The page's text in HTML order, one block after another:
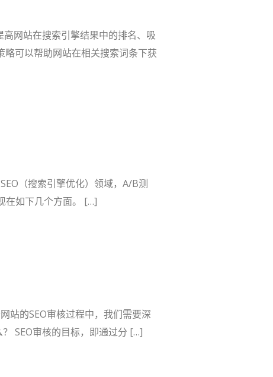
网站在搜索引擎结果中的排名、吸
略可以帮助网站在相关搜索词条下获
（搜索引擎优化）领域，A/B测
在如下几个方面。 […]
站的SEO审核过程中，我们需要深
SEO审核的目标，即通过分 […]